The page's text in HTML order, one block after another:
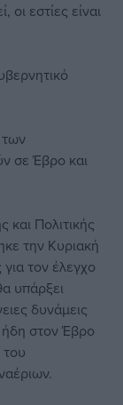
εστίες είναι
σε Έβρο και
Πολιτικής
την Κυριακή
τον έλεγχο
υπάρξει
δυνάμεις
ήδη στον Έβρο